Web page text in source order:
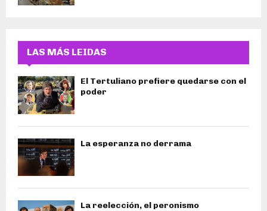
LAS MÁS LEIDAS
El Tertuliano prefiere quedarse con el
poder
La esperanza no derrama
La reelección, el peronismo